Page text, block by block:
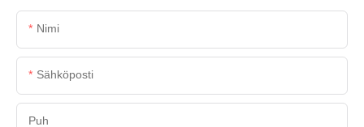
Nimi
Sähköposti
Puh